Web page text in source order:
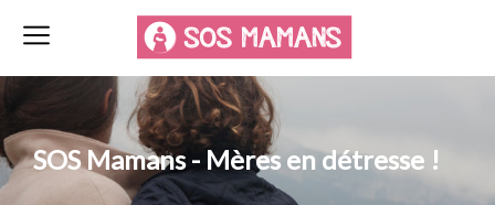
SOS Mamans - Mères en détresse !